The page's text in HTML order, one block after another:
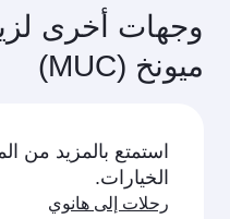
وجهات أخرى
ميونخ (MUC)
استمتع بالمزيد من
الخيارات.
رحلات إلى هانوي